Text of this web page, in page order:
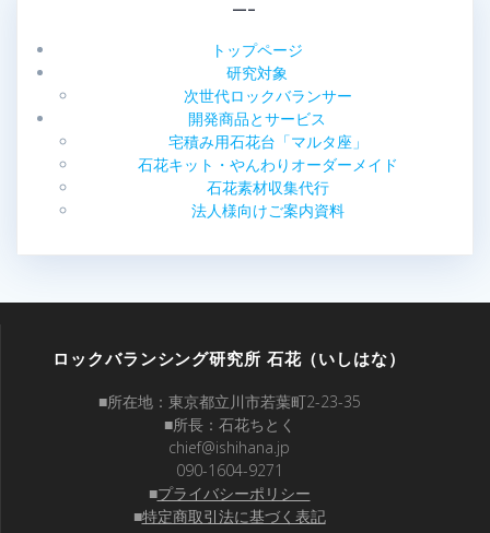
—–
トップページ
研究対象
次世代ロックバランサー
開発商品とサービス
宅積み用石花台「マルタ座」
石花キット・やんわりオーダーメイド
石花素材収集代行
法人様向けご案内資料
ロックバランシング研究所 石花（いしはな）
■所在地：東京都立川市若葉町2-23-35
■所長：石花ちとく
chief@ishihana.jp
090-1604-9271
■プライバシーポリシー
■特定商取引法に基づく表記